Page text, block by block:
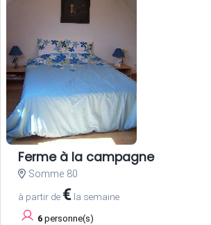
Ferme à la campagne
Somme 80
à partir de € la semaine
6 personne(s)